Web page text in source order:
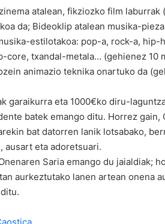
atalean, fikziozko film
da; Bideoklip atalean musika-
estilotakoa: pop-a, rock-a, hip-
core, txandal-metala… (gehienez 10
animazio teknika onartuko da
garaikurra eta 1000€ko diru-
batek emango ditu. Horrez gain,
bat datorren lanik lotsabako,
ausart eta adoretsuari.
Saria emango du jaialdiak;
aurkeztutako lanen artean onena